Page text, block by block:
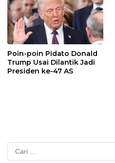
Poin-poin Pidato Donald
Trump Usai Dilantik Jadi
Presiden ke-47 AS
Cari
untuk: